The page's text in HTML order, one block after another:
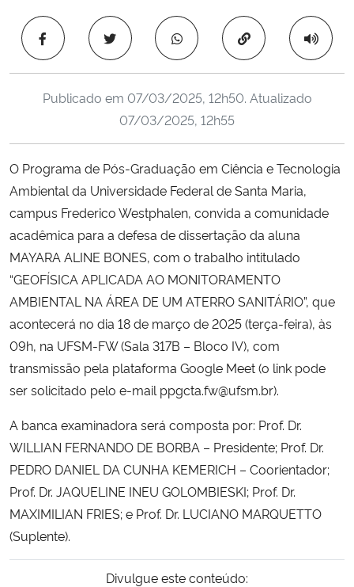
Ministério da Ciência, Tecnologia, Inovações e Comunicações
Ministério do Desenvolvimento Regional
Controladoria-Geral da União
Ministério da Mulher, da Família e dos Direitos Humanos
Secretaria-Geral
Gabinete de Segurança Institucional
Advocacia-Geral da União
Banco Central do Brasil
Copiar para área
Publicado em 07/03/2025, 12h50. Atualizado
07/03/2025, 12h55
O Programa de Pós-Graduação em Ciência e Tecnologia
Ambiental da Universidade Federal de Santa Maria,
campus Frederico Westphalen, convida a comunidade
acadêmica para a defesa de dissertação da aluna
MAYARA ALINE BONES, com o trabalho intitulado
“GEOFÍSICA APLICADA AO MONITORAMENTO
AMBIENTAL NA ÁREA DE UM ATERRO SANITÁRIO”, que
acontecerá no dia 18 de março de 2025 (terça-feira), às
09h, na UFSM-FW (Sala 317B – Bloco IV), com
transmissão pela plataforma Google Meet (o link pode
ser solicitado pelo e-mail ppgcta.fw@ufsm.br).
A banca examinadora será composta por: Prof. Dr.
WILLIAN FERNANDO DE BORBA – Presidente; Prof. Dr.
PEDRO DANIEL DA CUNHA KEMERICH – Coorientador;
Prof. Dr. JAQUELINE INEU GOLOMBIESKI; Prof. Dr.
MAXIMILIAN FRIES; e Prof. Dr. LUCIANO MARQUETTO
(Suplente).
Divulgue este conteúdo: